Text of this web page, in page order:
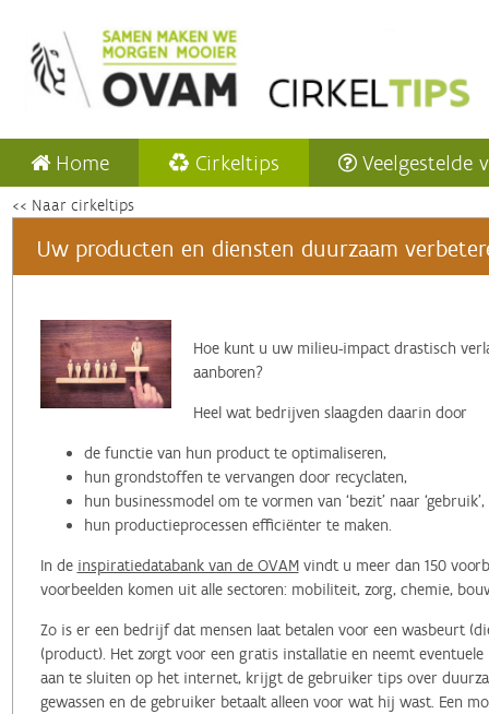
Home Cirkeltips Veelgestelde
<< Naar cirkeltips
Uw producten en diensten duurzaam
‌Hoe kunt u uw milieu-impact drastisch
aanboren?
Heel wat bedrijven slaagden daarin door
de functie van hun product te optimaliseren,
hun grondstoffen te vervangen door recyclaten,
hun businessmodel om te vormen van ‘bezit’ naar
hun productieprocessen efficiënter te maken.
In de inspiratiedatabank van de OVAMvindt u meer dan 150
voorbeelden komen uit alle sectoren: mobiliteit, zorg, chemie,
Zo is er een bedrijf dat mensen laat betalen voor een wasbeurt
(product). Het zorgt voor een gratis installatie en neemt
aan te sluiten op het internet, krijgt de gebruiker tips over
gewassen en de gebruiker betaalt alleen voor wat hij wast. Een